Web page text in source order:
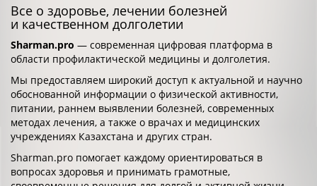
Все о здоровье, лечении болезней
и качественном долголетии
Sharman.pro — современная цифровая платформа в
области профилактической медицины и долголетия.
Мы предоставляем широкий доступ к актуальной и научно
обоснованной информации о физической активности,
питании, раннем выявлении болезней, современных
методах лечения, а также о врачах и медицинских
учреждениях Казахстана и других стран.
Sharman.pro помогает каждому ориентироваться в
вопросах здоровья и принимать грамотные,